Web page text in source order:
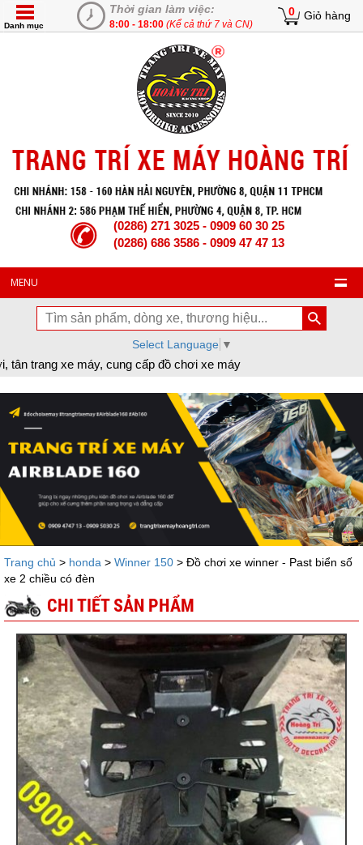
Thời gian làm việc:
8:00 - 18:00 (Kể cả thứ 7 và CN)
0 Giỏ hàng
Danh mục
(0286) 271 3025 - 0909 60 30 25
(0286) 686 3586 - 0909 47 47 13
MENU
Select Language ▼
cung cấp đồ chơi xe máy
Trang chủ > honda > Winner 150 > Đồ chơi xe winner - Past biển số
xe 2 chiều có đèn
CHI TIẾT SẢN PHẨM